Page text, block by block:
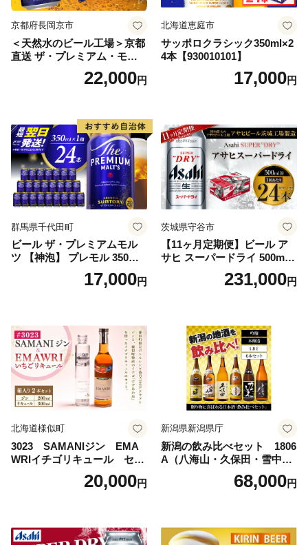
京都府長岡京市
＜天然水のビール工場＞京都
直送 ザ・プレミアム・モル
ツ 350ml×24本 プレモル [149
22,000円
北海道恵庭市
サッポロクラシック350ml×2
4本【930010101】
17,000円
群馬県千代田町
ビール ザ・プレミアムモル
ツ 【神泡】 プレモル 350ml
× 24本 サントリー〈天然水の
ビール工場〉群馬※沖縄・離
17,000円
茨城県守谷市
【11ヶ月定期便】ビール ア
サヒ スーパードライ 500ml 2
4本 1ケース×11ヶ月 | アサヒ
ビール 究極の辛口 酒 お酒 ア
uper dry 11回 缶ビール 缶 ギ
フト 内祝い 茨城県守谷市 送
料無料
231,000円
北海道様似町
3023 SAMANIジン EMA
WRIイチゴリキュール セッ
ト（箱入り）【大人の味 酒
お酒 洋酒 スピリッツ クラフ
セット 詰め合わせ カクテル
ソーダ割り アルコール ロッ
20,000円
新潟県新潟県庁
新潟の飲み比べセット 1806
A（八海山・久保田・雪中
梅・越乃寒梅・かたふね・千
68,000円